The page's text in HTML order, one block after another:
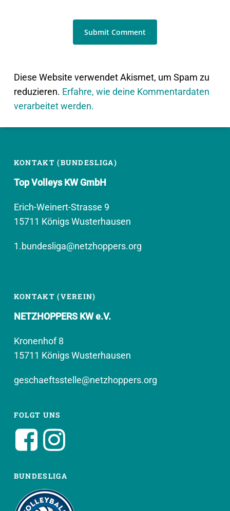
Diese Website verwendet Akismet, um Spam zu
reduzieren. Erfahre, wie deine Kommentardaten
verarbeitet werden.
KONTAKT (BUNDESLIGA)
Top Volleys KW GmbH
Erich-Weinert-Strasse 9
15711 Königs Wusterhausen
1.bundesliga@netzhoppers.org
KONTAKT (VEREIN)
NETZHOPPERS KW e.V.
Kronenhof 8
15711 Königs Wusterhausen
geschaeftsstelle@netzhoppers.org
FOLGT UNS
BUNDESLIGA